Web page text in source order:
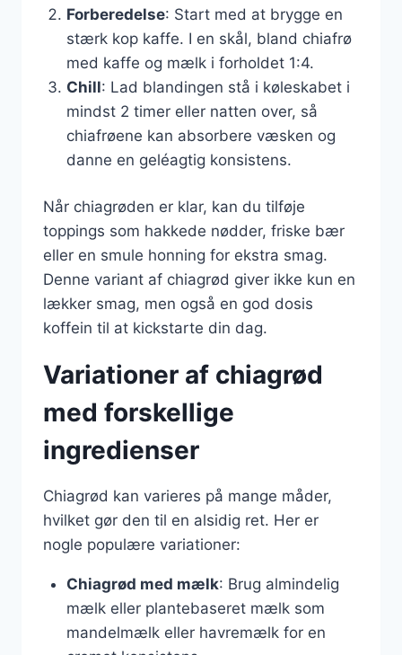
Forberedelse: Start med at brygge en
stærk kop kaffe. I en skål, bland chiafrø
med kaffe og mælk i forholdet 1:4.
Chill: Lad blandingen stå i køleskabet i
mindst 2 timer eller natten over, så
chiafrøene kan absorbere væsken og
danne en geléagtig konsistens.
Når chiagrøden er klar, kan du tilføje
toppings som hakkede nødder, friske bær
eller en smule honning for ekstra smag.
Denne variant af chiagrød giver ikke kun en
lækker smag, men også en god dosis
koffein til at kickstarte din dag.
Variationer af chiagrød
med forskellige
ingredienser
Chiagrød kan varieres på mange måder,
hvilket gør den til en alsidig ret. Her er
nogle populære variationer:
Chiagrød med mælk: Brug almindelig
mælk eller plantebaseret mælk som
mandelmælk eller havremælk for en